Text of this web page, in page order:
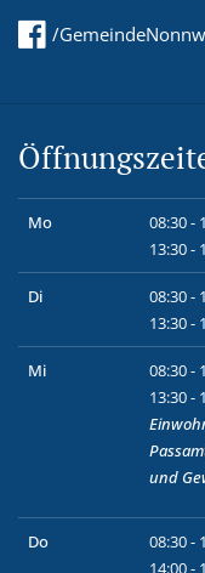
/
Mo
08:30 -
13:30 -
Di
08:30 -
13:30 -
Mi
08:30 -
13:30 -
und
Do
08:30 -
14:00 -